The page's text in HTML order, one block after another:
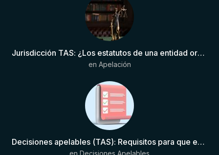
Jurisdicción TAS: ¿Los estatutos de una entidad organizadora de una liga de fútbol pueden otorgar competencia de forma directa al TAS?
en Apelación
Decisiones apelables (TAS): Requisitos para que exista una decisión